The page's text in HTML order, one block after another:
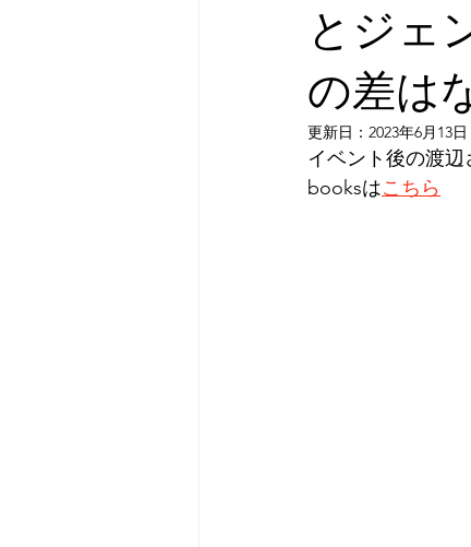
とジェ
の差は
更新日： 2023年6月13日
イベント後の渡
booksはこちら